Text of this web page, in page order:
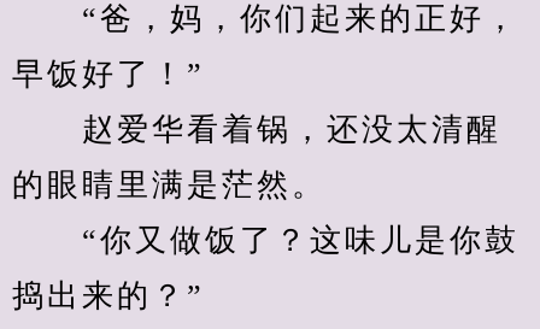
“爸，妈，你们起来的正好，
早饭好了！”
赵爱华看着锅，还没太清醒
的眼睛里满是茫然。
“你又做饭了？这味儿是你鼓
捣出来的？”